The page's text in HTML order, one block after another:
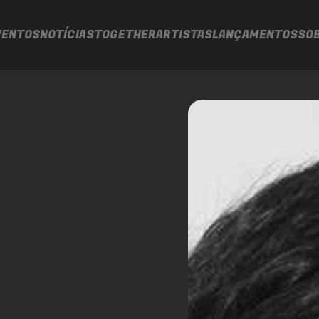
NOTÍCIASTOGETHERARTISTASLANÇAMENTOS